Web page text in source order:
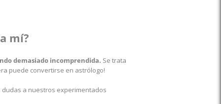
mí?
demasiado incomprendida. Se trata
puede convertirse en astrólogo!
a nuestros experimentados